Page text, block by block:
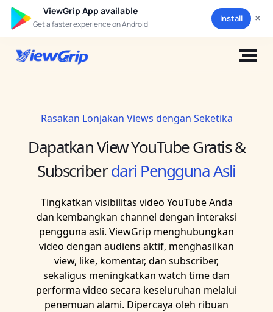
ViewGrip App available
Get a faster experience on Android
Install ×
Rasakan Lonjakan Views dengan Seketika
Dapatkan View YouTube Gratis &
Subscriberdari Pengguna Asli
Tingkatkan visibilitas video YouTube Anda
dan kembangkan channel dengan interaksi
pengguna asli. ViewGrip menghubungkan
video dengan audiens aktif, menghasilkan
view, like, komentar, dan subscriber,
sekaligus meningkatkan watch time dan
performa video secara keseluruhan melalui
penemuan alami. Dipercaya oleh ribuan